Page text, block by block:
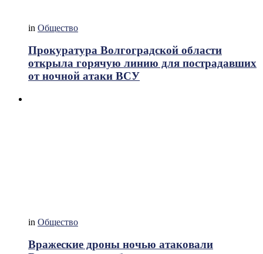
in Общество
Прокуратура Волгоградской области
открыла горячую линию для пострадавших
от ночной атаки ВСУ
in Общество
Вражеские дроны ночью атаковали